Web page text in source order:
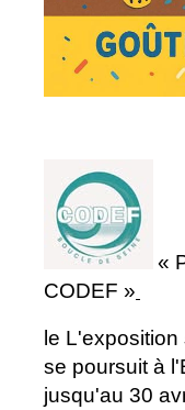
«
CODEF »
le L'exposition
se poursuit à
jusqu'au 30